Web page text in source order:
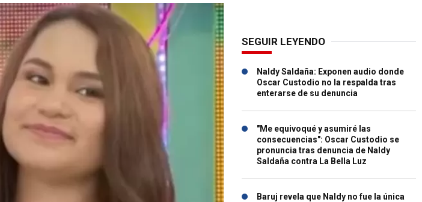
SEGUIR LEYENDO
Naldy Saldaña: Exponen audio donde
Oscar Custodio no la respalda tras
enterarse de su denuncia
"Me equivoqué y asumiré las
consecuencias": Oscar Custodio se
pronuncia tras denuncia de Naldy
Saldaña contra La Bella Luz
Baruj revela que Naldy no fue la única